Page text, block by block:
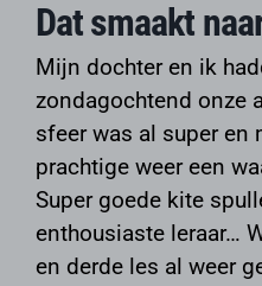
Dat smaakt
Mijn dochter en ik
zondagochtend onze
sfeer was al super en
prachtige weer een
Super goede kite
enthousiaste leraar…
en derde les al weer